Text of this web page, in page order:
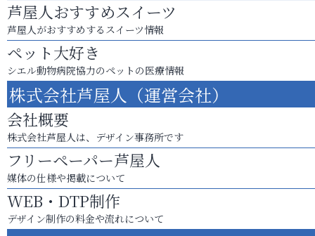
芦屋人おすすめスイーツ
芦屋人がおすすめするスイーツ情報
ペット大好き
シエル動物病院協力のペットの医療情報
株式会社芦屋人（運営会社）
会社概要
株式会社芦屋人は、デザイン事務所です
フリーペーパー芦屋人
媒体の仕様や掲載について
WEB・DTP制作
デザイン制作の料金や流れについて